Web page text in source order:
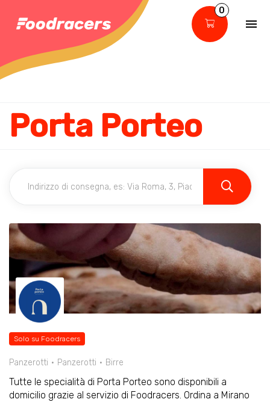
0
Porta Porteo
Solo su Foodracers
Panzerotti Panzerotti Birre
Tutte le specialità di Porta Porteo sono disponibili a
domicilio grazie al servizio di Foodracers. Ordina a Mirano